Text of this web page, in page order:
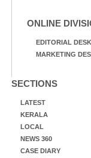
ONLINE
EDITORIAL DESK
MARKETING
SECTIONS
LATEST
KERALA
LOCAL
NEWS 360
CASE DIARY